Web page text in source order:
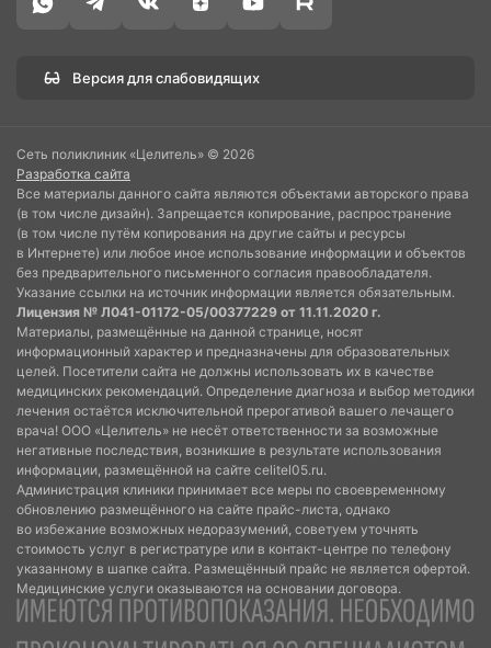
Версия для слабовидящих
Сеть поликлиник «Целитель» © 2026
Разработка сайта
Все материалы данного сайта являются объектами авторского права
(в том числе дизайн). Запрещается копирование, распространение
(в том числе путём копирования на другие сайты и ресурсы
в Интернете) или любое иное использование информации и объектов
без предварительного письменного согласия правообладателя.
Указание ссылки на источник информации является обязательным.
Лицензия № Л041-01172-05/00377229 от 11.11.2020 г.
Материалы, размещённые на данной странице, носят
информационный характер и предназначены для образовательных
целей. Посетители сайта не должны использовать их в качестве
медицинских рекомендаций. Определение диагноза и выбор методики
лечения остаётся исключительной прерогативой вашего лечащего
врача! ООО «Целитель» не несёт ответственности за возможные
негативные последствия, возникшие в результате использования
информации, размещённой на сайте celitel05.ru.
Администрация клиники принимает все меры по своевременному
обновлению размещённого на сайте прайс-листа, однако
во избежание возможных недоразумений, советуем уточнять
стоимость услуг в регистратуре или в контакт-центре по телефону
указанному в шапке сайта. Размещённый прайс не является офертой.
Медицинские услуги оказываются на основании договора.